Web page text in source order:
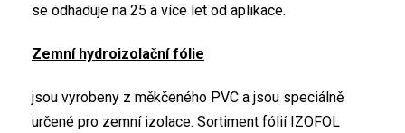
se odhaduje na 25 a více let od aplikace.
Zemní hydroizolační fólie
jsou vyrobeny z měkčeného PVC a jsou speciálně
určené pro zemní izolace. Sortiment fólií IZOFOL